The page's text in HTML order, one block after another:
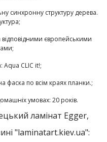
синхронну структуру дерева.
відповідними європейськими
Aqua CLIC it!;
фаска по всім краях планки.;
умовах: 20 років.
ламінат Egger,
"laminatart.kiev.ua":